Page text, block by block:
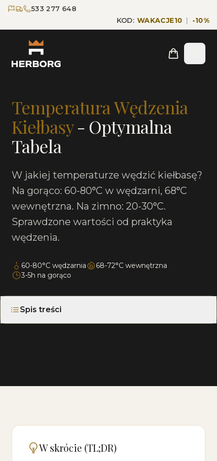
Przejdź do głównej treści
Przejdź do nawigacji
533 277 648
KOD: WAKACJE10 | -10%
Strona główna
Temperatura Wędzenia Kiełbasy
Temperatura Wędzenia
Kiełbasy- Optymalna
Tabela
W jakiej temperaturze wędzić kiełbasę?
Na gorąco: 60-80°C w wędzarni, 68°C
wewnętrzna. Na zimno: 20-30°C.
Sprawdzone wartości od praktyka
wędzenia.
60-80°C wędzarnia
68-72°C wewnętrzna
3-5h na gorąco
Spis treści
W skrócie (TL;DR)